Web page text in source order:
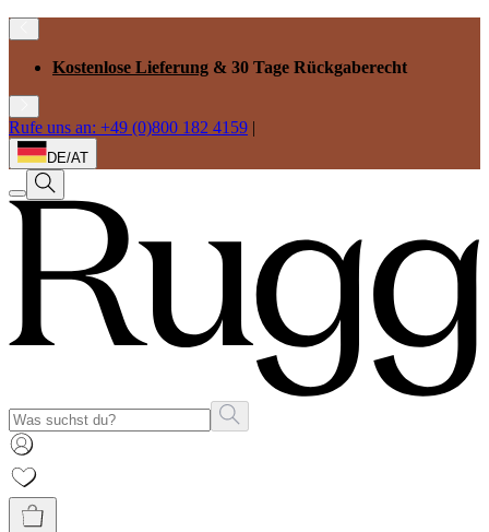
Kostenlose Lieferung & 30 Tage Rückgaberecht
Rufe uns an: +49 (0)800 182 4159 |
DE/AT